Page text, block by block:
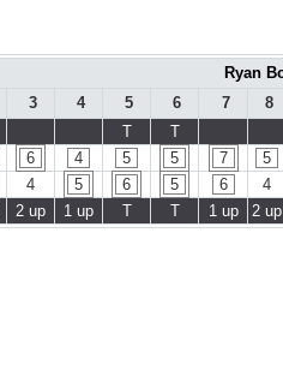
Ryan
3 4 5 6 7
8
T
T
6 4 5 5 7
5
4 5 6 5 6
4
2 up 1 up T T 1 up 2 up